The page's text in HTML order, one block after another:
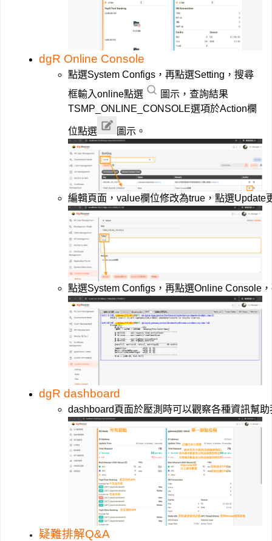
dgR Online Console
點選System Configs，再點選Setting，搜尋
框輸入online點選
圖示，查詢結果
TSMP_ONLINE_CONSOLE選項於Action欄
位點選 圖示。
編輯頁面，value欄位修改為true，點選Update
點選System Configs，再點選Online Console
dgR dashboard
dashboard頁面於壓測時可以觀察各種資訊幫
疑難排解Q&A